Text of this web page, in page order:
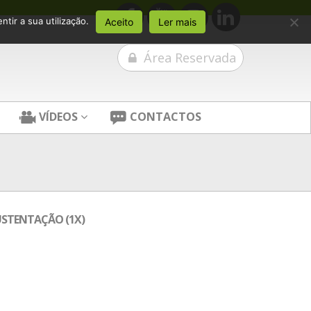
Área Reservada
VÍDEOS CONTACTOS
(1X)
a sua utilização. Aceito Ler mais